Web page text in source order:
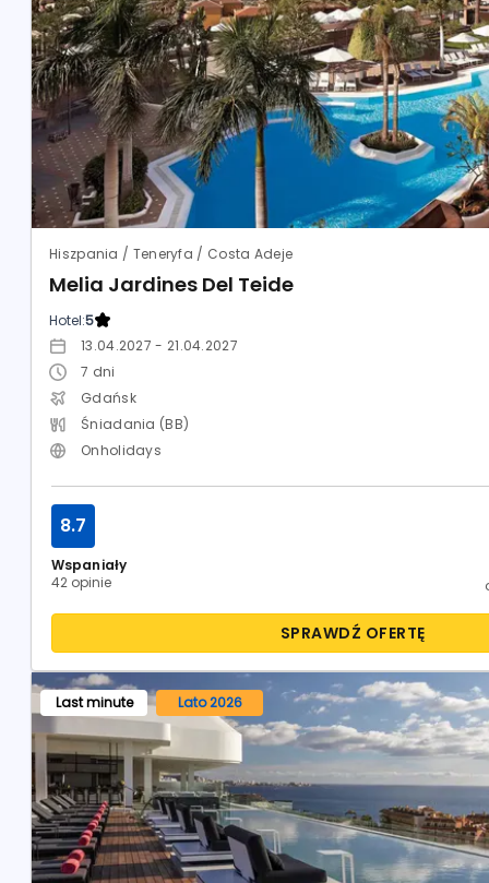
Hiszpania / Teneryfa / Costa Adeje
Melia Jardines Del Teide
Hotel:5
13.04.2027 - 21.04.2027
7 dni
Gdańsk
Śniadania (BB)
Onholidays
Wspaniały
42 opinie
8.7
SPRAWDŹ OFERTĘ
Last minute Lato 2026